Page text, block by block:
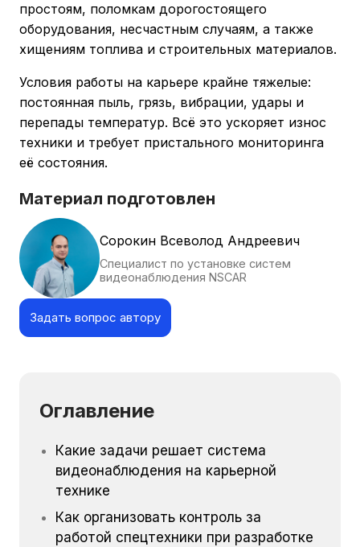
простоям, поломкам дорогостоящего
оборудования, несчастным случаям, а также
хищениям топлива и строительных материалов.
Условия работы на карьере крайне тяжелые:
постоянная пыль, грязь, вибрации, удары и
перепады температур. Всё это ускоряет износ
техники и требует пристального мониторинга
её состояния.
Материал подготовлен
Сорокин Всеволод Андреевич
Специалист по установке систем
видеонаблюдения NSCAR
Задать вопрос автору
Оглавление
Какие задачи решает система
видеонаблюдения на карьерной
технике
Как организовать контроль за
работой спецтехники при разработке